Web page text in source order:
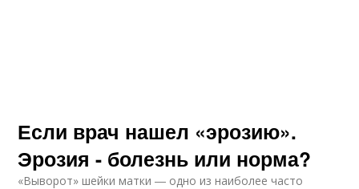
Если врач нашел «эрозию».
Эрозия - болезнь или норма?
«Выворот» шейки матки ― одно из наиболее часто